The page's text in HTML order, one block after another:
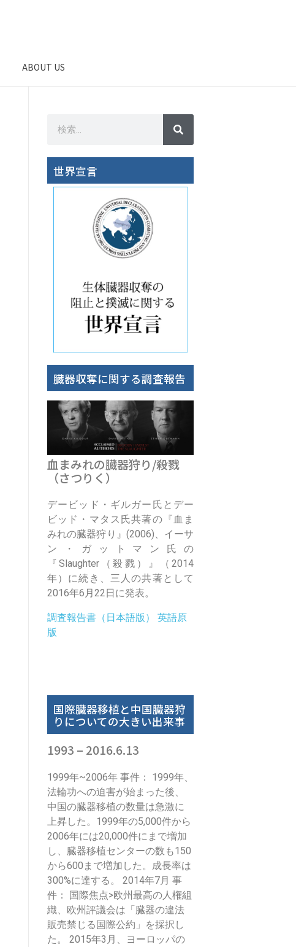
ABOUT US
世界宣言
臓器収奪に関する調査報告
血まみれの臓器狩り/殺戮
（さつりく）
デービッド・ギルガー氏とデー
ビッド・マタス氏共著の『血ま
みれの臓器狩り』(2006)、イーサ
ン・ガットマン氏の
『Slaughter（殺戮）』（2014
年）に続き、三人の共著として
2016年6月22日に発表。
調査報告書（日本語版）
英語原
版
国際臓器移植と中国臓器狩
りについての大きい出来事
1993 – 2016.6.13
1999年~2006年 事件： 1999年、
法輪功への迫害が始まった後、
中国の臓器移植の数量は急激に
上昇した。1999年の5,000件から
2006年には20,000件にまで増加
し、臓器移植センターの数も150
から600まで増加した。成長率は
300%に達する。 2014年7月 事
件： 国際焦点>欧州最高の人権組
織、欧州評議会は「臓器の違法
販売禁じる国際公約」を採択し
た。 2015年3月、ヨーロッパの